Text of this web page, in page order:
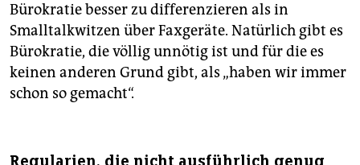
Bürokratie besser zu differenzieren als in
Smalltalkwitzen über Faxgeräte. Natürlich gibt es
Bürokratie, die völlig unnötig ist und für die es
keinen anderen Grund gibt, als „haben wir immer
schon so gemacht“.